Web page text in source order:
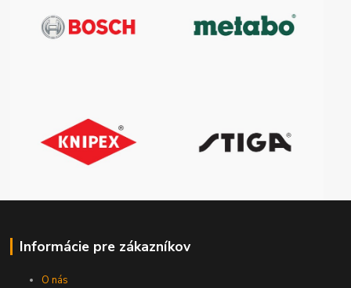
Informácie pre zákazníkov
O nás